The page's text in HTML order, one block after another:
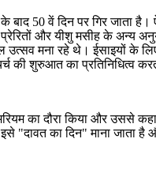
बाद 50 वें दिन पर गिर जाता है।
और यीशु मसीह के अन्य
मना रहे थे। ईसाइयों के
की शुरुआत का प्रतिनिधित्व
का दौरा किया और उससे
"दावत का दिन" माना जाता है